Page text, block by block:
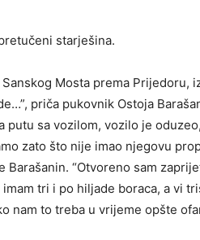
starješina.
Mosta prema Prijedoru,
priča pukovnik Ostoja
putu sa vozilom, vozilo je
zato što nije imao njegovu
Barašanin. “Otvoreno sam
imam tri i po hiljade boraca, a vi
nam to treba u vrijeme opšte